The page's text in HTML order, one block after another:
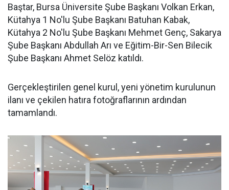
Baştar, Bursa Üniversite Şube Başkanı Volkan Erkan,
Kütahya 1 No'lu Şube Başkanı Batuhan Kabak,
Kütahya 2 No'lu Şube Başkanı Mehmet Genç, Sakarya
Şube Başkanı Abdullah Arı ve Eğitim-Bir-Sen Bilecik
Şube Başkanı Ahmet Selöz katıldı.
Gerçekleştirilen genel kurul, yeni yönetim kurulunun
ilanı ve çekilen hatıra fotoğraflarının ardından
tamamlandı.